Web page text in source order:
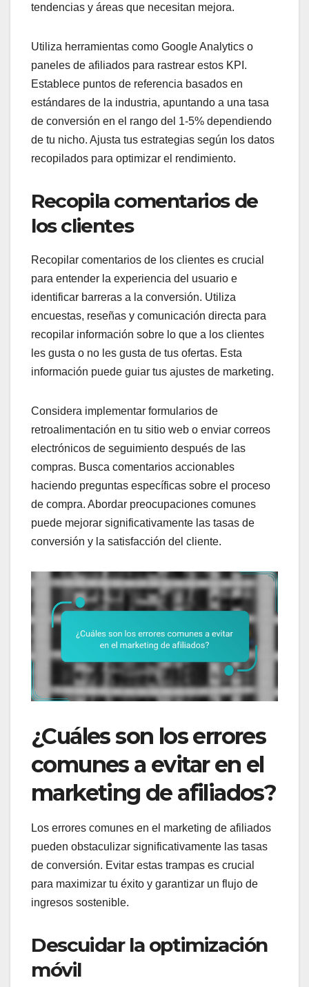
tendencias y áreas que necesitan mejora.
Utiliza herramientas como Google Analytics o
paneles de afiliados para rastrear estos KPI.
Establece puntos de referencia basados en
estándares de la industria, apuntando a una tasa
de conversión en el rango del 1-5% dependiendo
de tu nicho. Ajusta tus estrategias según los datos
recopilados para optimizar el rendimiento.
Recopila comentarios de
los clientes
Recopilar comentarios de los clientes es crucial
para entender la experiencia del usuario e
identificar barreras a la conversión. Utiliza
encuestas, reseñas y comunicación directa para
recopilar información sobre lo que a los clientes
les gusta o no les gusta de tus ofertas. Esta
información puede guiar tus ajustes de marketing.
Considera implementar formularios de
retroalimentación en tu sitio web o enviar correos
electrónicos de seguimiento después de las
compras. Busca comentarios accionables
haciendo preguntas específicas sobre el proceso
de compra. Abordar preocupaciones comunes
puede mejorar significativamente las tasas de
conversión y la satisfacción del cliente.
¿Cuáles son los errores
comunes a evitar en el
marketing de afiliados?
Los errores comunes en el marketing de afiliados
pueden obstaculizar significativamente las tasas
de conversión. Evitar estas trampas es crucial
para maximizar tu éxito y garantizar un flujo de
ingresos sostenible.
Descuidar la optimización
móvil